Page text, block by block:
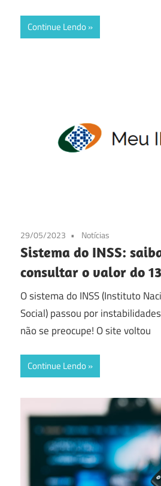
Continue Lendo
29/05/2023 Notícias
Sistema do INSS:
consultar o valor do
O sistema do INSS (Instituto
Social) passou por
não se preocupe! O site voltou
Continue Lendo